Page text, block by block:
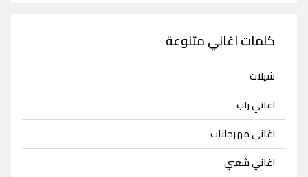
كلمات اغاني متنوعة
شيلات
اغاني راب
اغاني مهرجانات
اغاني شعبي